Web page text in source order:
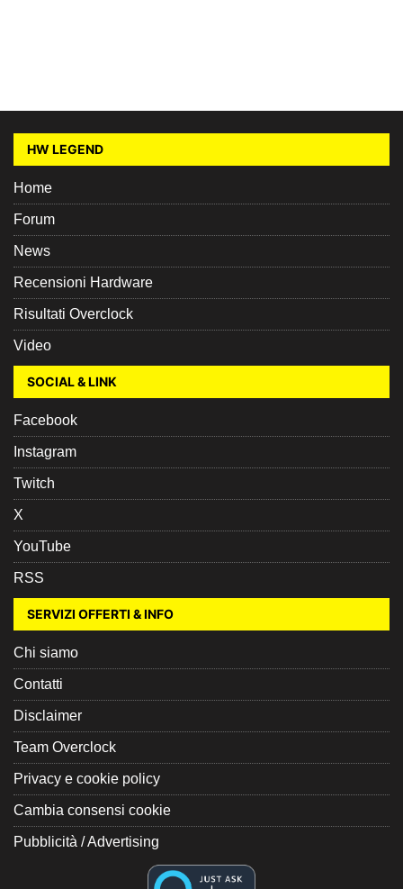
HW LEGEND
Home
Forum
News
Recensioni Hardware
Risultati Overclock
Video
SOCIAL & LINK
Facebook
Instagram
Twitch
X
YouTube
RSS
SERVIZI OFFERTI & INFO
Chi siamo
Contatti
Disclaimer
Team Overclock
Privacy e cookie policy
Cambia consensi cookie
Pubblicità / Advertising